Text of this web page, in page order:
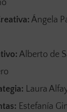
Ángela
Alberto de
Laura
Estefanía